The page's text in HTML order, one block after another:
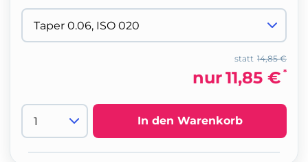
14,85 €
statt
nur11,85 € *
In den Warenkorb